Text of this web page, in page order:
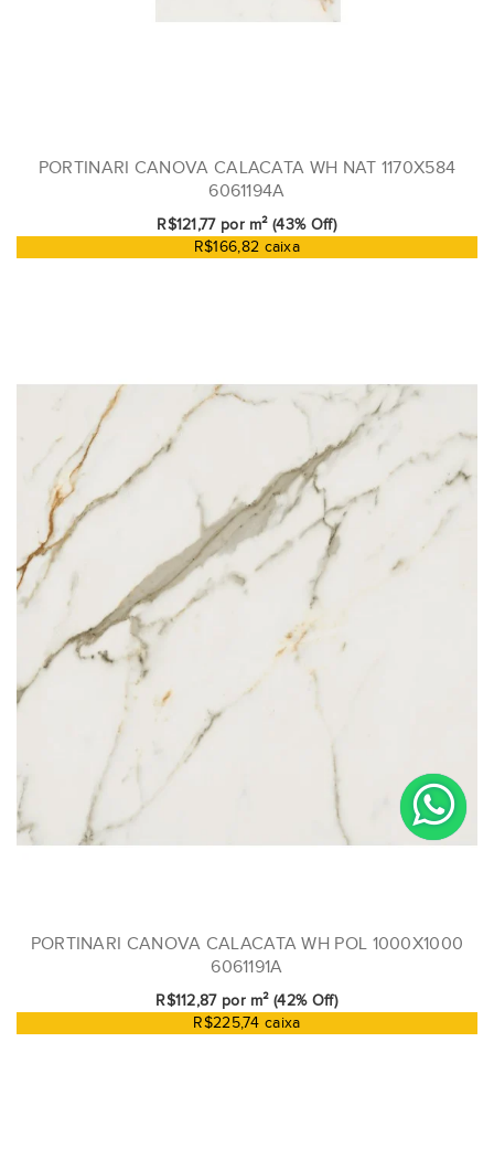
PORTINARI CANOVA CALACATA WH NAT 1170X584
6061194A
R$121,77 por m² (43% Off)
R$166,82 caixa
PORTINARI CANOVA CALACATA WH POL 1000X1000
6061191A
R$112,87 por m² (42% Off)
R$225,74 caixa